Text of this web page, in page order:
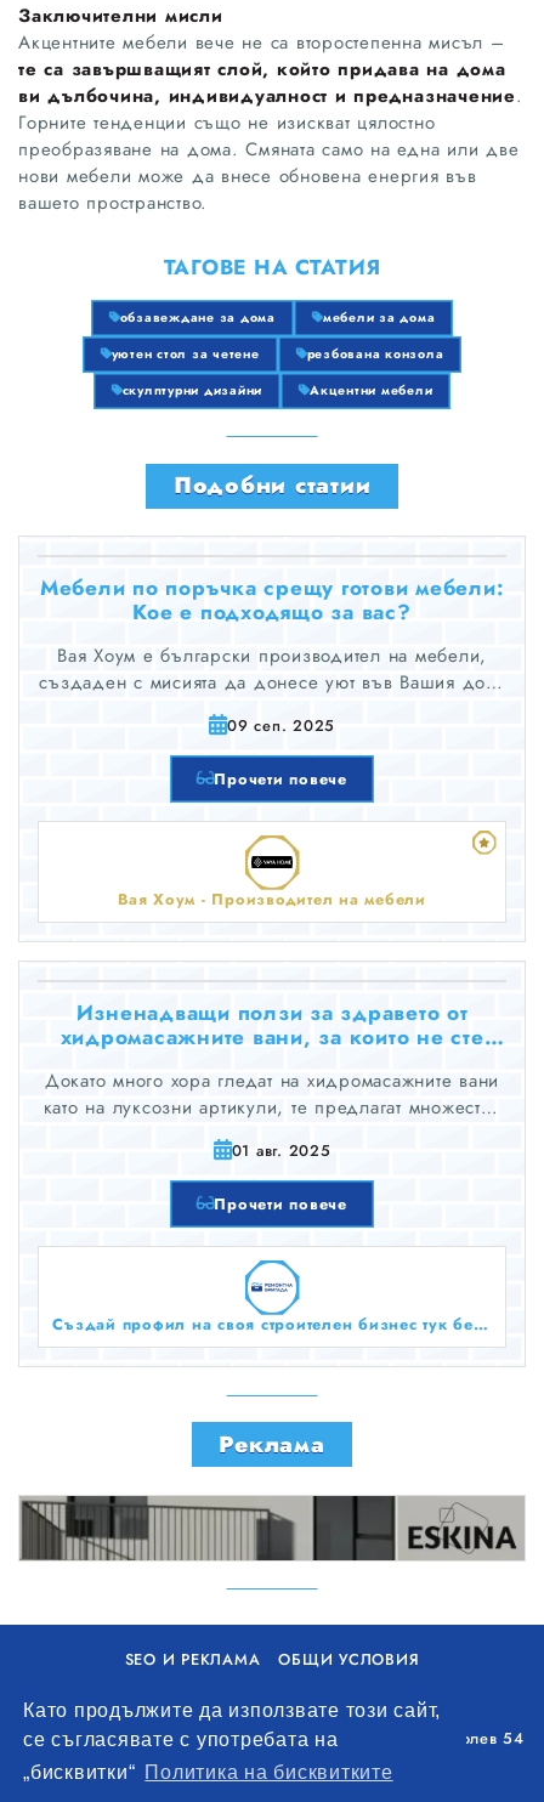
Като продължите да използвате този сайт,
се съгласявате с употребата на
„бисквитки“ Политика на бисквитките
Заключителни мисли
Акцентните мебели вече не са второстепенна мисъл –
те са завършващият слой, който придава на дома
ви дълбочина, индивидуалност и предназначение.
Горните тенденции също не изискват цялостно
преобразяване на дома. Смяната само на една или две
нови мебели може да внесе обновена енергия във
вашето пространство.
ТАГОВЕ НА СТАТИЯ
обзавеждане за дома
мебели за дома
уютен стол за четене
резбована конзола
скулптурни дизайни
Акцентни мебели
Подобни статии
Мебели по поръчка срещу готови мебели:
Кое е подходящо за вас?
Вая Хоум е български производител на мебели,
създаден с мисията да донесе уют във Вашия дом,
офис или хотел. Използвайки дърво и модерни
материи, ние създаваме уникални дизайни за
всеки вкус.
09 сеп. 2025
Прочети повече
Вая Хоум - Производител на мебели
Изненадващи ползи за здравето от
хидромасажните вани, за които не сте
Докато много хора гледат на хидромасажните вани
като на луксозни артикули, те предлагат множество
ползи за здравето, които далеч надхвърлят
обикновената релаксация.
01 авг. 2025
Прочети повече
Създай профил на своя строителен бизнес тук безплатно!
Реклама
SEO И РЕКЛАМА
ОБЩИ УСЛОВИЯ
Уолоу Интернешънъл ЕООД, гр. Варна, бул. Генерал Колев 54
+359 893 621 112
office@remontna-brigada.com